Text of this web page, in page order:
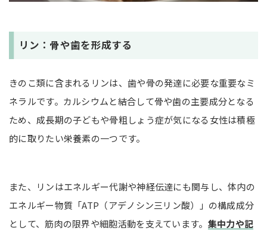
リン：骨や歯を形成する
きのこ類に含まれるリンは、歯や骨の発達に必要な重要なミ
ネラルです。カルシウムと結合して骨や歯の主要成分となる
ため、成長期の子どもや骨粗しょう症が気になる女性は積極
的に取りたい栄養素の一つです。
また、リンはエネルギー代謝や神経伝達にも関与し、体内の
エネルギー物質「ATP（アデノシン三リン酸）」の構成成分
として、筋肉の限界や細胞活動を支えています。 集中力や記